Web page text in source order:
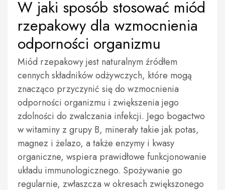
W jaki sposób stosować miód
rzepakowy dla wzmocnienia
odporności organizmu
Miód rzepakowy jest naturalnym źródłem
cennych składników odżywczych, które mogą
znacząco przyczynić się do wzmocnienia
odporności organizmu i zwiększenia jego
zdolności do zwalczania infekcji. Jego bogactwo
w witaminy z grupy B, minerały takie jak potas,
magnez i żelazo, a także enzymy i kwasy
organiczne, wspiera prawidłowe funkcjonowanie
układu immunologicznego. Spożywanie go
regularnie, zwłaszcza w okresach zwiększonego